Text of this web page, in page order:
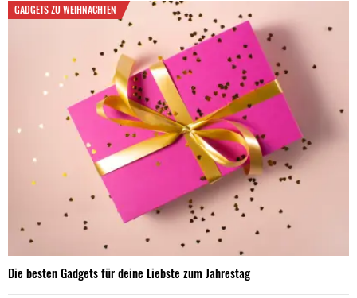
GADGETS ZU WEIHNACHTEN
Die besten Gadgets für deine Liebste zum Jahrestag